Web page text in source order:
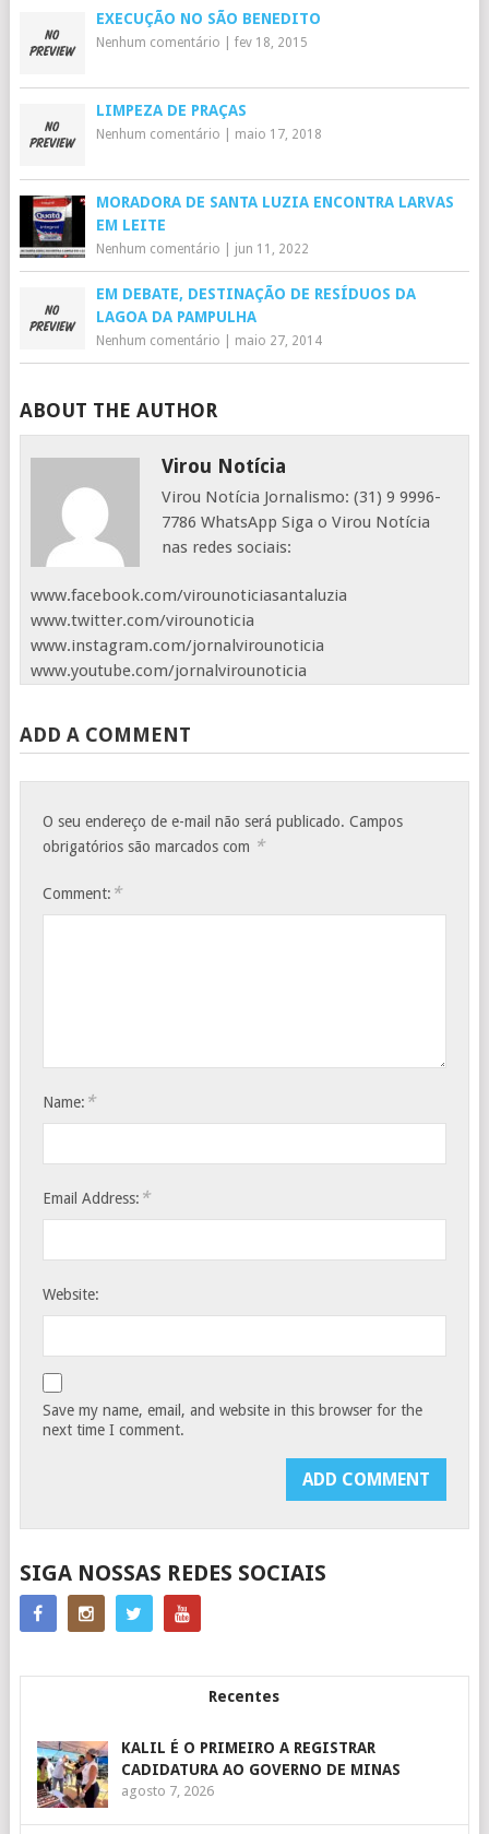
EXECUÇÃO NO SÃO BENEDITO
Nenhum comentário fev 18, 2015
LIMPEZA DE PRAÇAS
Nenhum comentário maio 17, 2018
MORADORA DE SANTA LUZIA ENCONTRA LARVAS
EM LEITE
Nenhum comentário jun 11, 2022
EM DEBATE, DESTINAÇÃO DE RESÍDUOS DA
LAGOA DA PAMPULHA
Nenhum comentário maio 27, 2014
ABOUT THE AUTHOR
Virou Notícia
Virou Notícia Jornalismo: (31) 9 9996-
7786 WhatsApp Siga o Virou Notícia
nas redes sociais:
www.facebook.com/virounoticiasantaluzia
www.twitter.com/virounoticia
www.instagram.com/jornalvirounoticia
www.youtube.com/jornalvirounoticia
ADD A COMMENT
O seu endereço de e-mail não será publicado. Campos
obrigatórios são marcados com *
Comment: *
Name: *
Email Address: *
Website:
Save my name, email, and website in this browser for the
next time I comment.
SIGA NOSSAS REDES SOCIAIS
Recentes
KALIL É O PRIMEIRO A REGISTRAR
CADIDATURA AO GOVERNO DE MINAS
agosto 7, 2026